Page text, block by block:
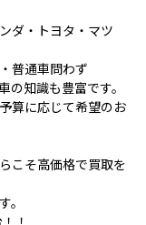
ダ・トヨタ・マツ
普通車問わず
知識も豊富です。
算に応じて希望のお
こそ高価格で買取を
。
！